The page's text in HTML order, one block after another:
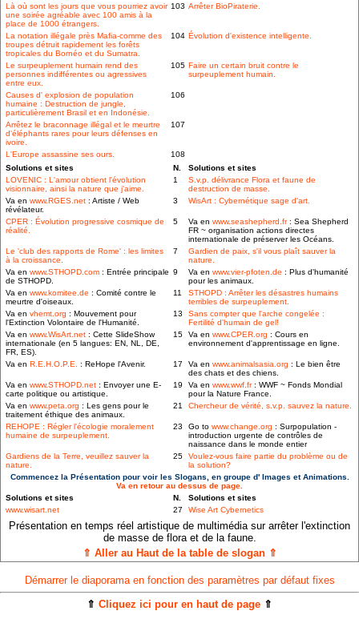
Là où sont les jours que vous pourriez avoir
une soirée agréable avec 100 amis à la
place de 1000 étrangers.
103 Arrêter BioPiraterie.
La notation illégale près Mafia-comme des
troupes détruit rapidement les forêts
tropicales du Bornéo et du Sumatra.
104 Évolution d'existence intelligente.
Le surpeuplement humain rend des
personnes indifférentes ou agressives
entre eux.
105 Faire un certain bruit contre le
surpeuplement humain.
Causes d' explosion de population
humaine : Destruction de jungle,
particulièrement Brasil et en Indonésie.
106
Arrêtez le braconnage illégal et le meurtre
d'éléphants rares pour leurs défenses en
ivoire.
107
L'Europe assassine ses ours.
108
Solutions et sites
N.
Solutions et sites
LOVENIC : L'amour obtient l'évolution
visionnaire, ainsi la nature que j'aime.
1
S.v.p. délivrance Flora et faune de
destruction de masse.
Va en www.RGES.net : Artiste / Web
révélateur.
3 WisArt : Cybernétique sage d'art.
CPER : Évolution progressive cosmique de
réalité.
5 Va en www.seashepherd.fr: Sea Shepherd
FR ~ organisation actions directes
internationale de préserver les Océans.
Le 'club des rapports de Rome' : les limites
à la croissance.
7
Gardien de paix, s'il vous plaît sauver la
nature.
Va en www.STHOPD.com : Entrée principale
de STHOPD.
9 Va en www.vier-pfoten.de : Plus d'humanité
pour les animaux.
Va en www.komitee.de : Comité contre le
meurtre d'oiseaux.
11
STHOPD : Arrêter les désastres humains
terribles de surpeuplement.
Va en vhemt.org : Mouvement pour
l'Extinction Volontaire de l'Humanité.
13
Sans compter que l'arche congelée :
Fertilité d'humain de gel!
Va en www.WisArt.net : Cette SlideShow
internationale (en 5 langues: EN, NL, DE,
FR, ES).
15 Va en www.CPER.org : Cours en
environnement d'apprentissage en ligne.
Va en R.E.H.O.P.E. : ReHope l'Avenir. 17 Va en www.animalsasia.org : Le bien être
des chats et des chiens.
Va en www.STHOPD.net : Envoyer une E-
carte politique ou artistique.
19 Va en www.wwf.fr: WWF ~ Fonds Mondial
pour la Nature France.
Va en www.peta.org : Les gens pour le
traitement éthique des animaux.
21 Chercheur de vérité, s.v.p. sauvez la nature.
REHOPE : Régler l'écologie moralement
humaine de surpeuplement.
23 Go to www.change.org : Surpopulation -
introduction urgente de contrôles de
naissance dans le monde entier
Gardiens de la Terre, veuillez sauver la
nature.
25
Voulez-vous faire partie du problème ou de
la solution?
Commencez la Présentation pour voir les Slogans, en groupe d' Images et Animations.
Va en retour au dessus de page.
Solutions et sites
N.
Solutions et sites
www.wisart.net
27 Wise Art Cybernetics
Présentation en temps réel artistique de multimédia sur arrêter l'extinction
de masse de flora et de la faune.
⇑ Aller au Haut de la table de slogan ⇑
Démarrer le diaporama en fonction des paramètres par défaut fixes
⇑ Cliquez ici pour en haut de page ⇑